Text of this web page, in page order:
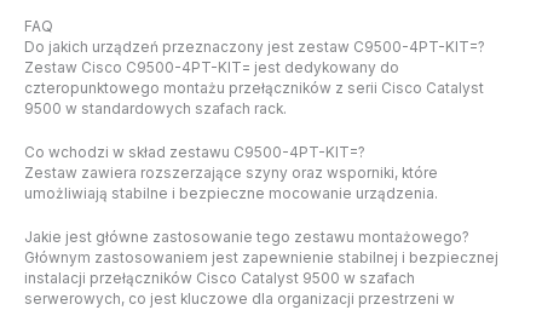
FAQ
Do jakich urządzeń przeznaczony jest zestaw C9500-4PT-KIT=?
Zestaw Cisco C9500-4PT-KIT= jest dedykowany do
czteropunktowego montażu przełączników z serii Cisco Catalyst
9500 w standardowych szafach rack.
Co wchodzi w skład zestawu C9500-4PT-KIT=?
Zestaw zawiera rozszerzające szyny oraz wsporniki, które
umożliwiają stabilne i bezpieczne mocowanie urządzenia.
Jakie jest główne zastosowanie tego zestawu montażowego?
Głównym zastosowaniem jest zapewnienie stabilnej i bezpiecznej
instalacji przełączników Cisco Catalyst 9500 w szafach
serwerowych, co jest kluczowe dla organizacji przestrzeni w